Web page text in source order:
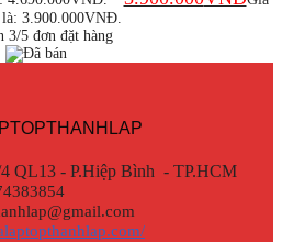
3.900.000VNĐ.
3/5 đơn đặt hàng
QL13 - P.Hiệp Bình - TP.HCM